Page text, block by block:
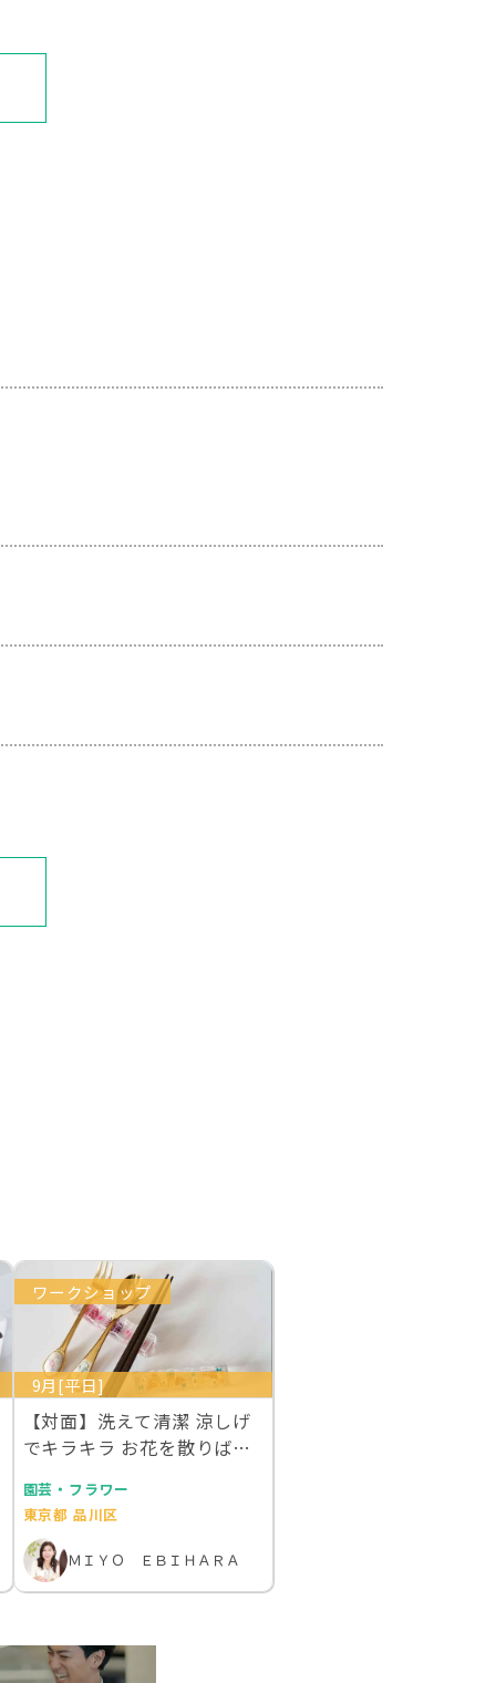
ワークショップ
9月[平日]
【対面】洗えて清潔 涼しげ
でキラキラ お花を散りばめ
園芸・フラワー
東京都 品川区
ＭＩＹＯ ＥＢＩＨＡＲＡ